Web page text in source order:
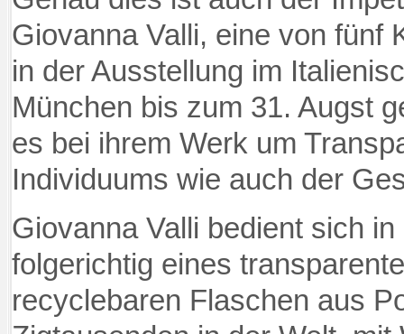
Giovanna Valli, eine von fünf
in der Ausstellung im
München bis zum 31. Augst
es bei ihrem Werk um
Individuums wie auch der
Giovanna Valli bedient sich
folgerichtig eines
recyclebaren Flaschen aus